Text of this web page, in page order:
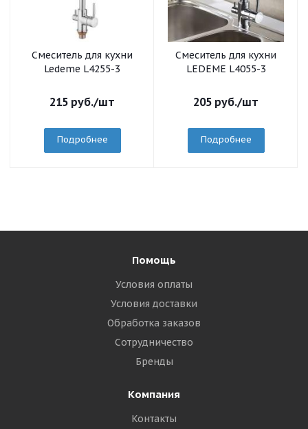
Смеситель для кухни
Ledeme L4255-3
215 руб./шт
Подробнее
Смеситель для кухни
LEDEME L4055-3
205 руб./шт
Подробнее
Помощь
Условия оплаты
Условия доставки
Обработка заказов
Сотрудничество
Бренды
Компания
Контакты